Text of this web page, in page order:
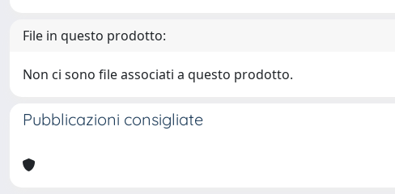
File in questo prodotto:
Non ci sono file associati a questo prodotto.
Pubblicazioni consigliate